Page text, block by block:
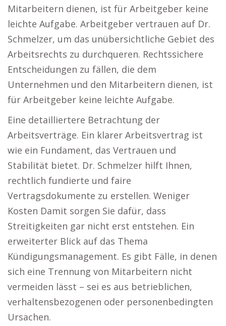
Mitarbeitern dienen, ist für Arbeitgeber keine
leichte Aufgabe. Arbeitgeber vertrauen auf Dr.
Schmelzer, um das unübersichtliche Gebiet des
Arbeitsrechts zu durchqueren. Rechtssichere
Entscheidungen zu fällen, die dem
Unternehmen und den Mitarbeitern dienen, ist
für Arbeitgeber keine leichte Aufgabe.
Eine detailliertere Betrachtung der
Arbeitsverträge. Ein klarer Arbeitsvertrag ist
wie ein Fundament, das Vertrauen und
Stabilität bietet. Dr. Schmelzer hilft Ihnen,
rechtlich fundierte und faire
Vertragsdokumente zu erstellen. Weniger
Kosten Damit sorgen Sie dafür, dass
Streitigkeiten gar nicht erst entstehen. Ein
erweiterter Blick auf das Thema
Kündigungsmanagement. Es gibt Fälle, in denen
sich eine Trennung von Mitarbeitern nicht
vermeiden lässt – sei es aus betrieblichen,
verhaltensbezogenen oder personenbedingten
Ursachen.